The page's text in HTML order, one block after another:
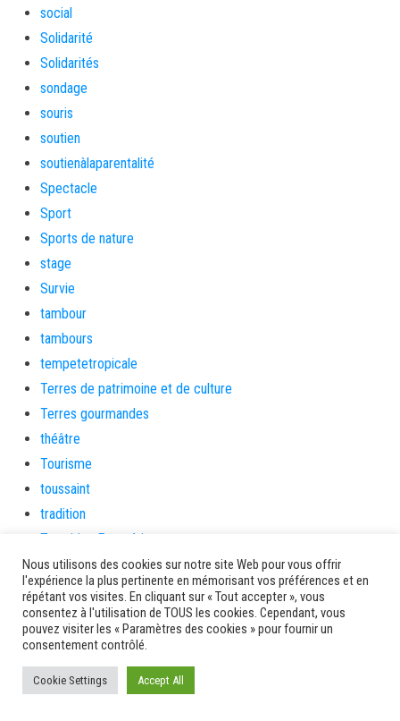
social
Solidarité
Solidarités
sondage
souris
soutien
soutienàlaparentalité
Spectacle
Sport
Sports de nature
stage
Survie
tambour
tambours
tempetetropicale
Terres de patrimoine et de culture
Terres gourmandes
théâtre
Tourisme
toussaint
tradition
Transition Energétique
Transport et routes
Travail
Travaux
Travaux THD
travaux utiles
TSUNAMI
Nous utilisons des cookies sur notre site Web pour vous offrir
l'expérience la plus pertinente en mémorisant vos préférences et en
répétant vos visites. En cliquant sur « Tout accepter », vous
consentez à l'utilisation de TOUS les cookies. Cependant, vous
pouvez visiter les « Paramètres des cookies » pour fournir un
consentement contrôlé.
Cookie Settings Accept All